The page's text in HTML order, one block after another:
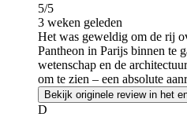
5/5
3 weken geleden
Het was geweldig om de rij
Pantheon in Parijs binnen te
wetenschap en de
om te zien – een absolute
Bekijk originele review in het
D